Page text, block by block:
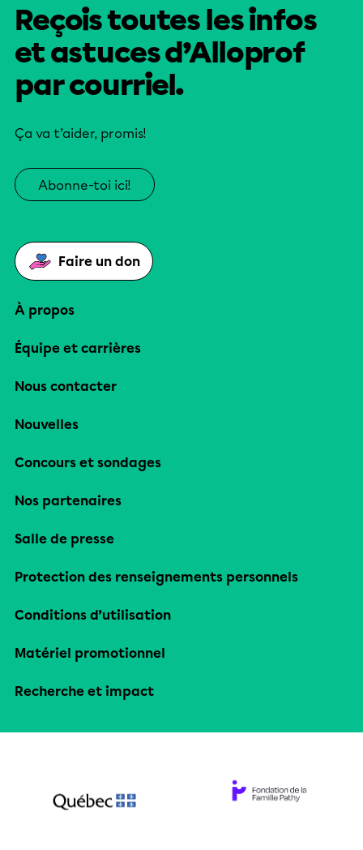
Reçois toutes les infos
et astuces d’Alloprof
par courriel.
Ça va t’aider, promis!
Abonne-toi ici!
Faire un don
À propos
Équipe et carrières
Nous contacter
Nouvelles
Concours et sondages
Nos partenaires
Salle de presse
Protection des renseignements personnels
Conditions d’utilisation
Matériel promotionnel
Recherche et impact